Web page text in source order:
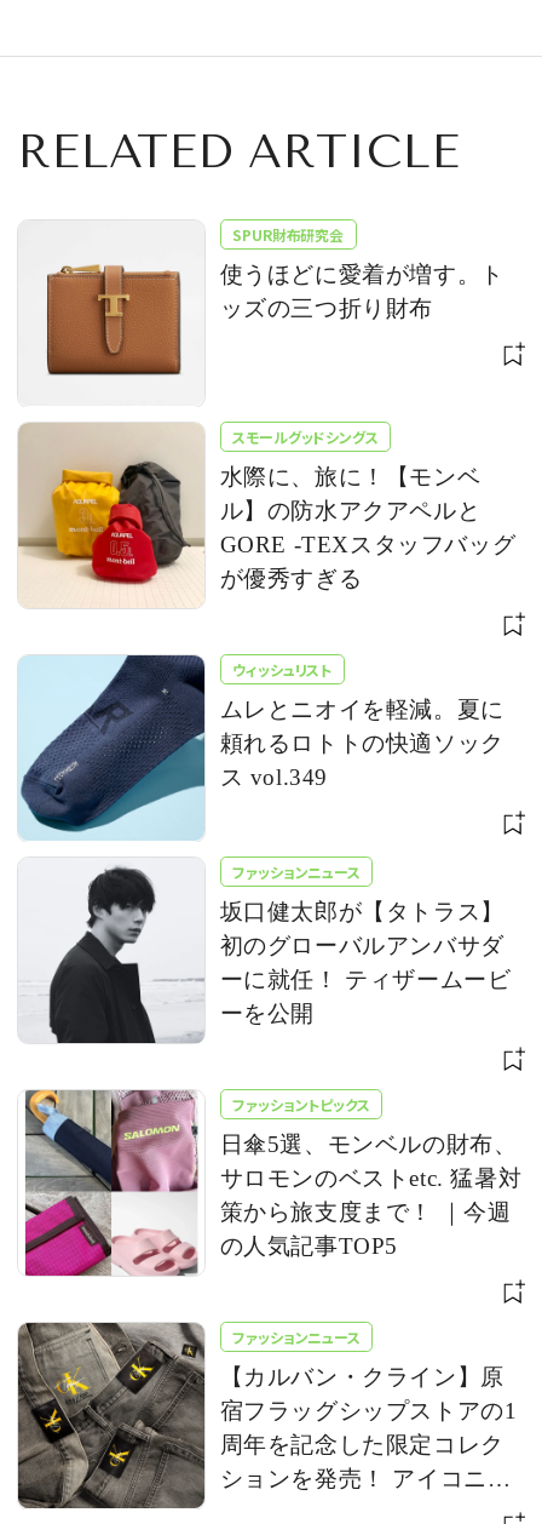
RELATED ARTICLE
SPUR財布研究会
使うほどに愛着が増す。ト
ッズの三つ折り財布
スモールグッドシングス
水際に、旅に！【モンベ
ル】の防水アクアペルと
GORE -TEXスタッフバッグ
が優秀すぎる
ウィッシュリスト
ムレとニオイを軽減。夏に
頼れるロトトの快適ソック
ス vol.349
ファッションニュース
坂口健太郎が【タトラス】
初のグローバルアンバサダ
ーに就任！ ティザームービ
ーを公開
ファッショントピックス
日傘5選、モンベルの財布、
サロモンのベストetc. 猛暑対
策から旅支度まで！ ｜今週
の人気記事TOP5
ファッションニュース
【カルバン・クライン】原
宿フラッグシップストアの1
周年を記念した限定コレク
ションを発売！ アイコニッ
クな「CK」ロゴをアップデ